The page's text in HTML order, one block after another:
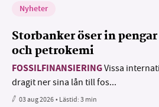
Nyheter
Storbanker öser in
och petrokemi
FOSSILFINANSIERINGVissa
dragit ner sina lån till fos...
03 aug 2026• Lästid:3 min